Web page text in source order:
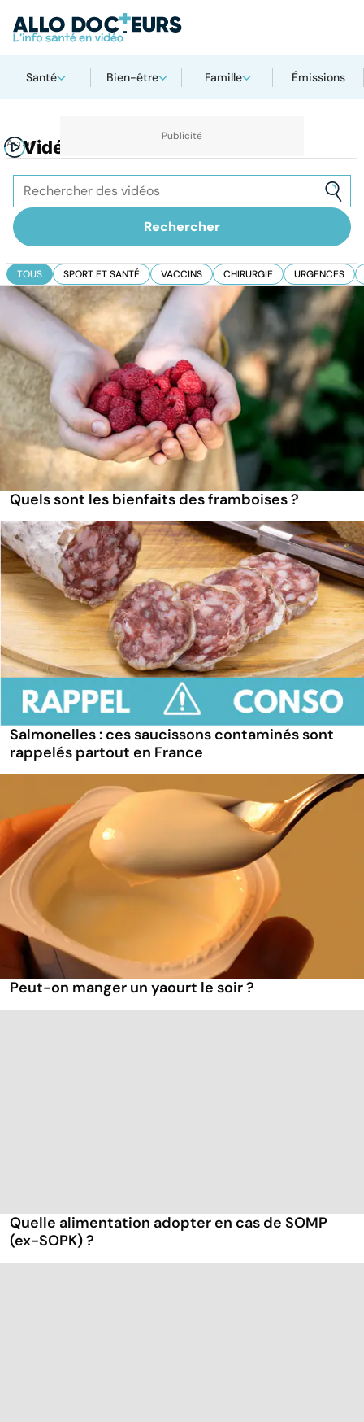
Santé Bien-être Famille Émissions
AccueilVidéos
TOUS SPORT ET SANTÉ VACCINS CHIRURGIE URGENCES
Quels sont les bienfaits des framboises ?
Salmonelles : ces saucissons contaminés sont
rappelés partout en France
Peut-on manger un yaourt le soir ?
Quelle alimentation adopter en cas de SOMP
(ex-SOPK) ?